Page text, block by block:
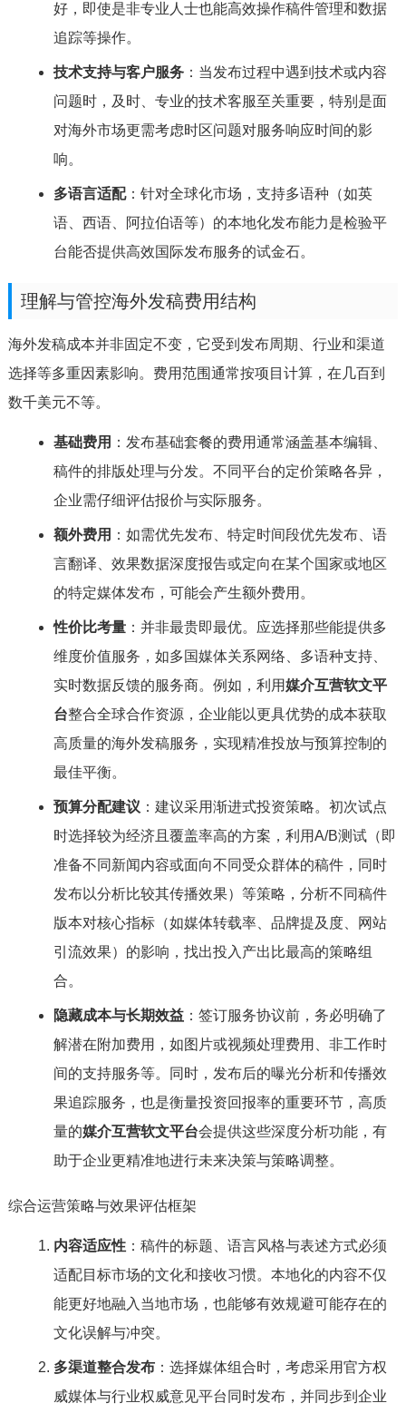
好，即使是非专业人士也能高效操作稿件管理和数据
追踪等操作。
技术支持与客户服务：当发布过程中遇到技术或内容
问题时，及时、专业的技术客服至关重要，特别是面
对海外市场更需考虑时区问题对服务响应时间的影
响。
多语言适配：针对全球化市场，支持多语种（如英
语、西语、阿拉伯语等）的本地化发布能力是检验平
台能否提供高效国际发布服务的试金石。
理解与管控海外发稿费用结构
海外发稿成本并非固定不变，它受到发布周期、行业和渠道
选择等多重因素影响。费用范围通常按项目计算，在几百到
数千美元不等。
基础费用 ：发布基础套餐的费用通常涵盖基本编辑、
稿件的排版处理与分发。不同平台的定价策略各异，
企业需仔细评估报价与实际服务。
额外费用 ：如需优先发布、特定时间段优先发布、语
言翻译、效果数据深度报告或定向在某个国家或地区
的特定媒体发布，可能会产生额外费用。
性价比考量：并非最贵即最优。应选择那些能提供多
维度价值服务，如多国媒体关系网络、多语种支持、
实时数据反馈的服务商。例如，利用媒介互营软文平
台整合全球合作资源，企业能以更具优势的成本获取
高质量的海外发稿服务，实现精准投放与预算控制的
最佳平衡。
预算分配建议 ：建议采用渐进式投资策略。初次试点
时选择较为经济且覆盖率高的方案，利用A/B测试（即
准备不同新闻内容或面向不同受众群体的稿件，同时
发布以分析比较其传播效果）等策略，分析不同稿件
版本对核心指标（如媒体转载率、品牌提及度、网站
引流效果）的影响，找出投入产出比最高的策略组
合。
隐藏成本与长期效益：签订服务协议前，务必明确了
解潜在附加费用，如图片或视频处理费用、非工作时
间的支持服务等。同时，发布后的曝光分析和传播效
果追踪服务，也是衡量投资回报率的重要环节，高质
量的媒介互营软文平台会提供这些深度分析功能，有
助于企业更精准地进行未来决策与策略调整。
综合运营策略与效果评估框架
内容适应性：稿件的标题、语言风格与表述方式必须
适配目标市场的文化和接收习惯。本地化的内容不仅
能更好地融入当地市场，也能够有效规避可能存在的
文化误解与冲突。
多渠道整合发布：选择媒体组合时，考虑采用官方权
威媒体与行业权威意见平台同时发布，并同步到企业